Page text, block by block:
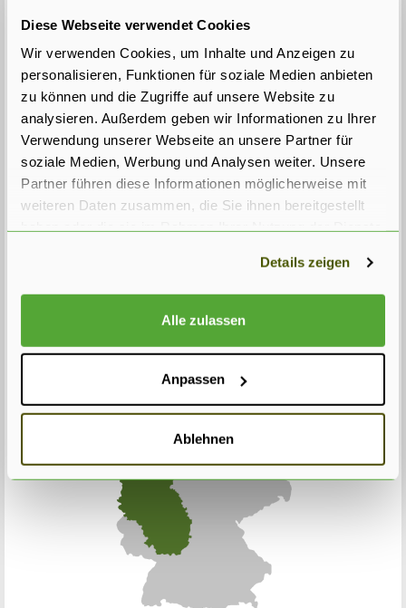
Diese Webseite verwendet Cookies
Wir verwenden Cookies, um Inhalte und Anzeigen zu
personalisieren, Funktionen für soziale Medien anbieten
zu können und die Zugriffe auf unsere Website zu
analysieren. Außerdem geben wir Informationen zu Ihrer
Verwendung unserer Webseite an unsere Partner für
soziale Medien, Werbung und Analysen weiter. Unsere
Partner führen diese Informationen möglicherweise mit
weiteren Daten zusammen, die Sie ihnen bereitgestellt
Details zeigen
Alle zulassen
Anpassen
Ablehnen
Sehen Sie auch:
Kirschlorbeer
'Caucasica'
Schmallblätrig und
schnellwüchsig
Portugiesischer
Kirschlorbeer
Schmalblättrig und
langsamwüchsig
Wir tragen die
Pflanzen direkt an
die
gewünschte Stelle
bei Ihnen im Garten